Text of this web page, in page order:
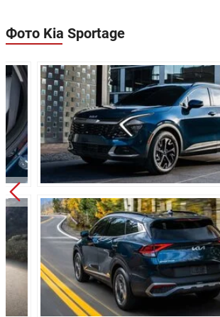
Объем топливного
бака:
54 л
Длина: 4660 мм
Ширина: 1865 мм
Высота: 1660 мм
Клиренс: 181 мм
Масса: 1445 кг
Объём багажника:
Трансмиссия: Механическая
Фото Kia Sportage